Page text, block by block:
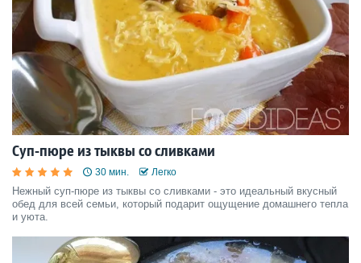
Суп-пюре из тыквы со сливками
30 мин. Легко
Нежный суп-пюре из тыквы со сливками - это идеальный вкусный
обед для всей семьи, который подарит ощущение домашнего тепла
и уюта.